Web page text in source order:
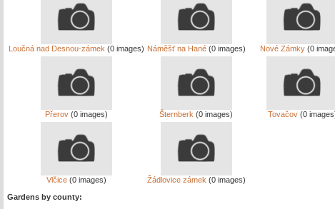
Loučná nad Desnou-zámek (0 images) Náměšť na Hané(0 images) Nové Zámky (0
Přerov (0 images) Šternberk (0 images) Tovačov(0
Vlčice (0 images) Žádlovice zámek (0 images)
Gardens by county: